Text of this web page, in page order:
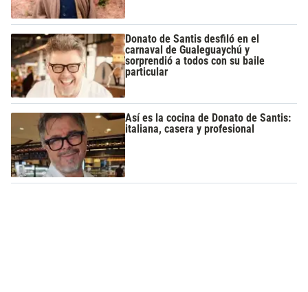
Donato de Santis desfiló en el
carnaval de Gualeguaychú y
sorprendió a todos con su baile
particular
Así es la cocina de Donato de Santis:
italiana, casera y profesional